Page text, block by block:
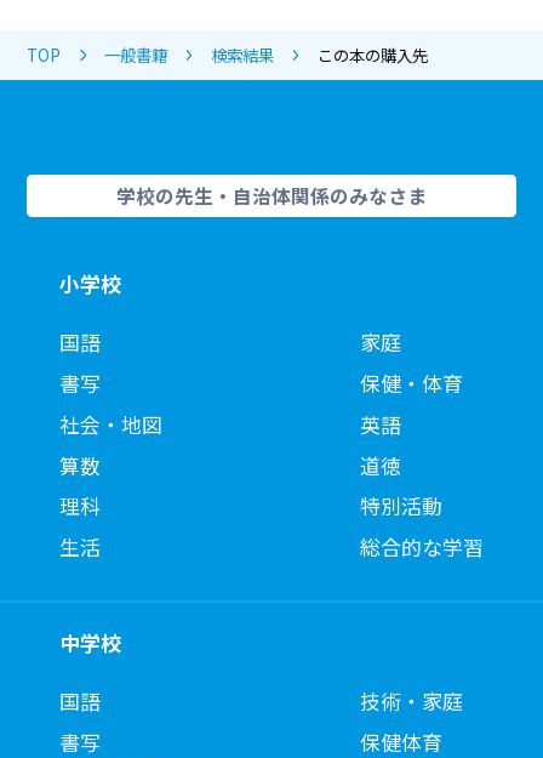
TOP 一般書籍 検索結果 この本の購入先
学校の先生・自治体関係のみなさま
小学校
国語
書写
社会・地図
算数
理科
生活
家庭
保健・体育
英語
道徳
特別活動
総合的な学習
中学校
国語
書写
技術・家庭
保健体育